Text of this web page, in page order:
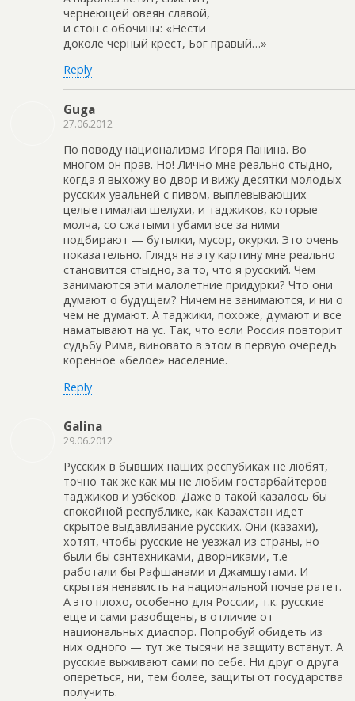
чернеющей овеян славой,
и стон с обочины: «Нести
доколе чёрный крест, Бог правый…»
Reply
Guga
27.06.2012
По поводу национализма Игоря Панина. Во
многом он прав. Но! Лично мне реально стыдно,
когда я выхожу во двор и вижу десятки молодых
русских увальней с пивом, выплевывающих
целые гималаи шелухи, и таджиков, которые
молча, со сжатыми губами все за ними
подбирают — бутылки, мусор, окурки. Это очень
показательно. Глядя на эту картину мне реально
становится стыдно, за то, что я русский. Чем
занимаются эти малолетние придурки? Что они
думают о будущем? Ничем не занимаются, и ни о
чем не думают. А таджики, похоже, думают и все
наматывают на ус. Так, что если Россия повторит
судьбу Рима, виновато в этом в первую очередь
коренное «белое» население.
Reply
Galina
29.06.2012
Русских в бывших наших респубиках не любят,
точно так же как мы не любим гостарбайтеров
таджиков и узбеков. Даже в такой казалось бы
спокойной республике, как Казахстан идет
скрытое выдавливание русских. Они (казахи),
хотят, чтобы русские не уезжал из страны, но
были бы сантехниками, дворниками, т.е
работали бы Рафшанами и Джамшутами. И
скрытая ненависть на национальной почве ратет.
А это плохо, особенно для России, т.к. русские
еще и сами разобщены, в отличие от
национальных диаспор. Попробуй обидеть из
них одного — тут же тысячи на защиту встанут. А
русские выживают сами по себе. Ни друг о друга
опереться, ни, тем более, защиты от государства
получить.